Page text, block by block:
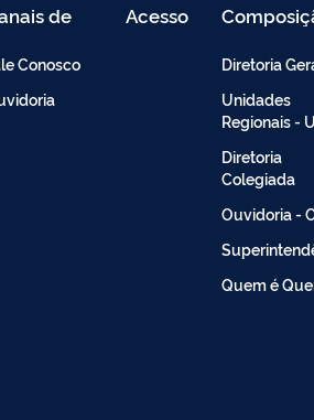
de
Conosco
Acesso
Restrito
Diretoria
Unidades
Regionais -
Diretoria
Colegiada
Ouvidoria -
Quem é